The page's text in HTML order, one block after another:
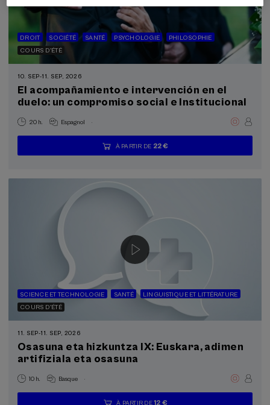
DROIT SOCIÉTÉ SANTÉ PSYCHOLOGIE
PHILOSOPHIE
COURS D'ÉTÉ
10. SEP-11. SEP, 2026
El acompañamiento e intervención en el
duelo: un compromiso social e Institucional
20 h. Espagnol .
...
À PARTIR DE 22 €
Dernières
places
Gratuit
Date
passée
Liste
d'attente
Période
d'inscription
SCIENCE ET TECHNOLOGIE SANTÉ
LINGUISTIQUE ET LITTÉRATURE
COURS D'ÉTÉ
11. SEP-11. SEP, 2026
Osasuna eta hizkuntza IX: Euskara, adimen
artifiziala eta osasuna
10 h. Basque .
À PARTIR DE12 €